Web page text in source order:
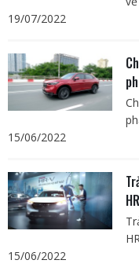
19/07/2022
15/06/2022
15/06/2022